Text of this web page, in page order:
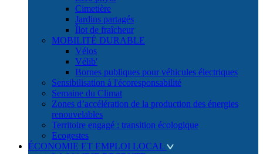
Cimetière
Jardins partagés
Îlot de fraîcheur
MOBILITÉ DURABLE
Vélos
Vélib'
Bornes publiques pour véhicules électriques
Sensibilisation à l'écoresponsabilité
Semaine du Climat
Zones d’accélération de la production des énergies
renouvelables
Territoire engagé : transition écologique
Ecogestes
ÉCONOMIE ET EMPLOI LOCAL